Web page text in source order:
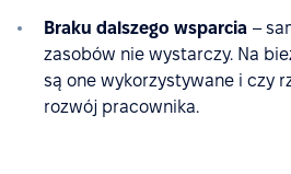
Braku dalszego wsparcia –
zasobów nie wystarczy. Na
są one wykorzystywane i czy
rozwój pracownika.